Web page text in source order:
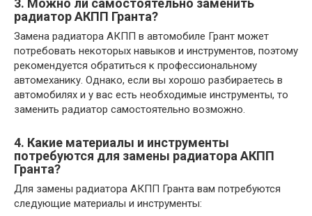
3. Можно ли самостоятельно заменить
радиатор АКПП Гранта?
Замена радиатора АКПП в автомобиле Грант может
потребовать некоторых навыков и инструментов, поэтому
рекомендуется обратиться к профессиональному
автомеханику. Однако, если вы хорошо разбираетесь в
автомобилях и у вас есть необходимые инструменты, то
заменить радиатор самостоятельно возможно.
4. Какие материалы и инструменты
потребуются для замены радиатора АКПП
Гранта?
Для замены радиатора АКПП Гранта вам потребуются
следующие материалы и инструменты: